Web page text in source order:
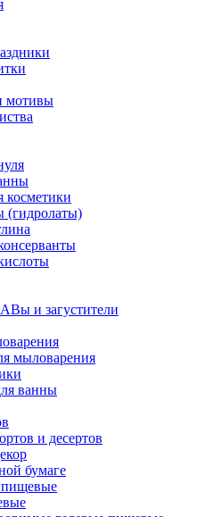
мотивы
косметики
(гидролаты)
и загустители
мыловарения
ванны
и десертов
бумаге
пищевые